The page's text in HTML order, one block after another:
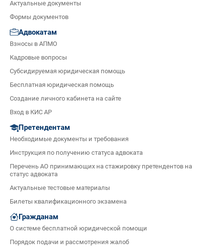
Актуальные документы
Формы документов
Адвокатам
Взносы в АПМО
Кадровые вопросы
Субсидируемая юридическая помощь
Бесплатная юридическая помощь
Создание личного кабинета на сайте
Вход в КИС АР
Претендентам
Необходимые документы и требования
Инструкция по получению статуса адвоката
Перечень АО принимающих на стажировку претендентов на
статус адвоката
Актуальные тестовые материалы
Билеты квалификационного экзамена
Гражданам
О системе бесплатной юридической помощи
Порядок подачи и рассмотрения жалоб